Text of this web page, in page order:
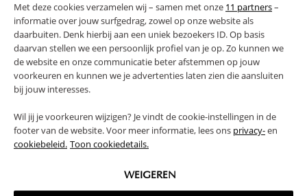
Met deze cookies verzamelen wij – samen met onze 11 partners–
informatie over jouw surfgedrag, zowel op onze website als
daarbuiten. Denk hierbij aan een uniek bezoekers ID. Op basis
daarvan stellen we een persoonlijk profiel van je op. Zo kunnen we
de website en onze communicatie beter afstemmen op jouw
voorkeuren en kunnen we je advertenties laten zien die aansluiten
bij jouw interesses.
Wil jij je voorkeuren wijzigen? Je vindt de cookie-instellingen in de
footer van de website. Voor meer informatie, lees ons privacy-en
cookiebeleid. Toon cookiedetails.
WEIGEREN
High-contrast mode
VAAK SAMEN GEKOCHT
BUNDEL KORTING